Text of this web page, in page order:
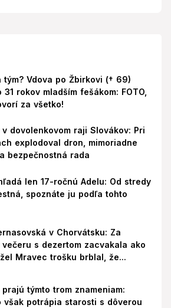
tým? Vdova po Žbirkovi († 69)
rokov mladším fešákom: FOTO,
za všetko!
v dovolenkovom raji Slovákov: Pri
explodoval dron, mimoriadne
bezpečnostná rada
len 17-ročnú Adelu: Od stredy
spoznáte ju podľa tohto
v Chorvátsku: Za
s dezertom zacvakala ako
Mravec trošku brblal, že...
prajú týmto trom znameniam:
však potrápia starosti s dôverou